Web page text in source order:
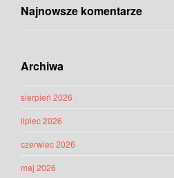
Najnowsze komentarze
Archiwa
sierpień 2026
lipiec 2026
czerwiec 2026
maj 2026